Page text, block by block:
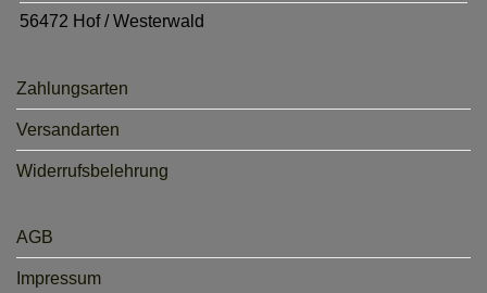
56472 Hof / Westerwald
Zahlungsarten
Versandarten
Widerrufsbelehrung
AGB
Impressum